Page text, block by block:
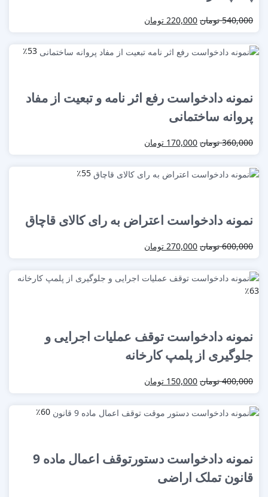
540,000 تومان 220,000 تومان
٪53
نمونه دادخواست رفع اثر نامه و تبعیت از مفاد
پروانه ساختمانی
360,000 تومان 170,000 تومان
٪55
نمونه دادخواست اعتراض به رای کالای قاچاق
600,000 تومان 270,000 تومان
٪63
نمونه دادخواست توقف عملیات اجرایی و
جلوگیری از پلمپ کارخانه
400,000 تومان 150,000 تومان
٪60
نمونه دادخواست دستورتوقف اعمال ماده 9
قانون تملک اراضی